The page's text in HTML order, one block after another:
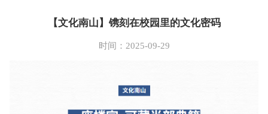
【文化南山】镌刻在校园里的文化密码
时间：2025-09-29